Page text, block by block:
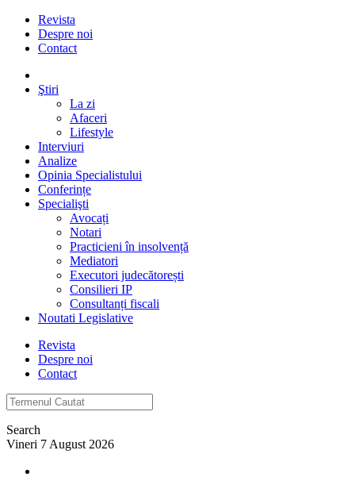
Revista
Despre noi
Contact
Ştiri
La zi
Afaceri
Lifestyle
Interviuri
Analize
Opinia Specialistului
Conferințe
Specialişti
Avocați
Notari
Practicieni în insolvență
Mediatori
Executori judecătorești
Consilieri IP
Consultanți fiscali
Noutati Legislative
Revista
Despre noi
Contact
Search
Vineri 7 August 2026